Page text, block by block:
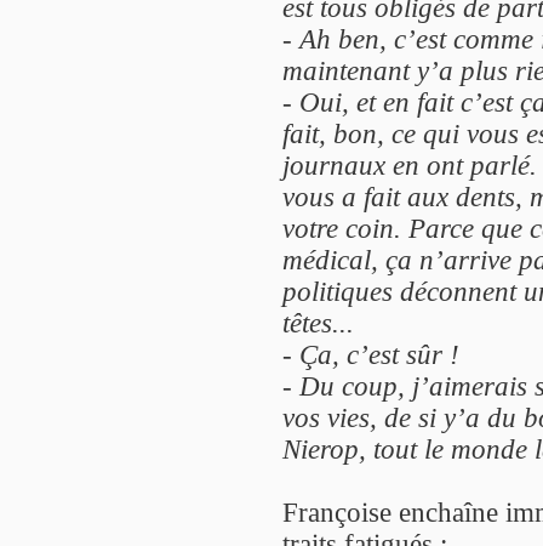
est tous obligés de
- Ah ben, c’est
maintenant y’a plus
- Oui, et en fait c’est
fait, bon, ce qui vous
journaux en ont
vous a fait aux dents,
votre coin. Parce que
médical, ça n’arrive
politiques déconnent
têtes...
- Ça, c’est sûr !
- Du coup, j’aimerais
vos vies, de si y’a du
Nierop, tout le monde
Françoise enchaîne